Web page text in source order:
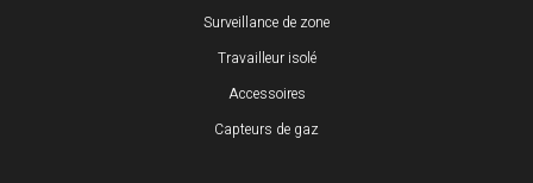
Surveillance de zone
Travailleur isolé
Accessoires
Capteurs de gaz